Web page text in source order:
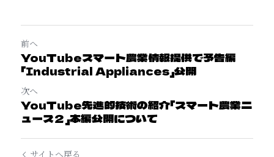
前へ
YouTubeスマート農業情報提供で予告編
「Industrial Appliances」公開
次へ
YouTube先進的技術の紹介「スマート農業ニ
ュース２」本編公開について
サイトへ戻る